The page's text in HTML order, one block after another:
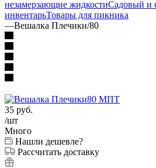
незамерзающие жидкостиСадовый и
инвентарьТовары для пикника
—Вешалка Плечики/80
35 руб.
/шт
Много
Нашли дешевле?
Рассчитать доставку